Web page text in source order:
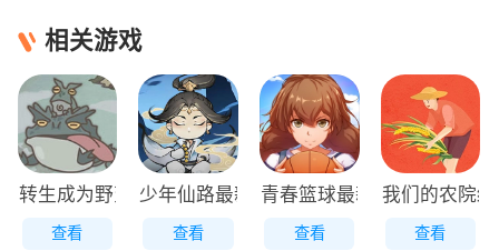
相关游戏
转生成为野蛮人正版
查看
少年仙路最新版
查看
青春篮球最新版
查看
我们的农院
查看